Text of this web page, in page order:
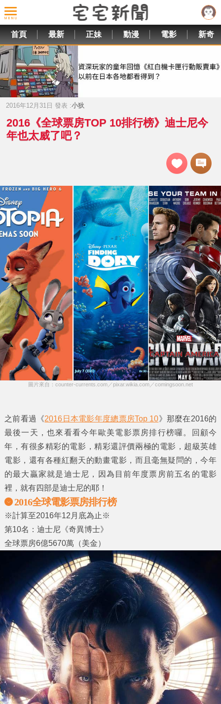
首頁 最新 正妹 動漫 電影 新奇
2016年12月31日 發表 :小狄
2016《全球票房TOP 10排行榜》迪士尼今
年也太威了吧？
圖片來自：counter-currents.com／pixar.wikia.com／comingsoon.net
之前看過《2016日本電影年度總票房Top 10》那麼在2016的
最後一天，也來看看今年歐美電影票房排行榜囉。回顧今
年，有很多精彩的電影，精彩還評價兩極的電影，超級英雄
電影，還有各種紅翻天的動畫電影，而且毫無疑問的，今年
的最大贏家就是迪士尼，因為目前年度票房前五名的電影
裡，就有四部是迪士尼的耶！
2016全球電影票房排行榜
※計算至2016年12月底為止※
第10名：迪士尼《奇異博士》
全球票房6億5670萬（美金）